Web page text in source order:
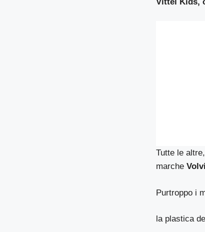
Tutte le
marche
Purtroppo i
la plastica